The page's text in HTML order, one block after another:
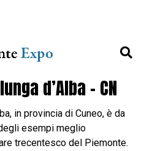
d’Alba – CN
in provincia di Cuneo, è da
esempi meglio
trecentesco del Piemonte.